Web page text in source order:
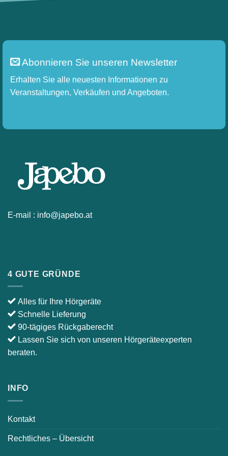
können
der
Produktseite
gewählt
werden
Abonnieren Sie unseren Newsletter
Erhalten Sie alle neuesten Informationen zu
Veranstaltungen, Verkäufen und Angeboten.
E-mail :info@japebo.at
4 GUTE GRÜNDE
Alles für Ihre Hörgeräte
Schnelle Lieferung
90-tägiges Rückgaberecht
Lassen Sie sich von unseren Hörgeräteexperten
beraten.
INFO
Kontakt
Rechtliches – Übersicht